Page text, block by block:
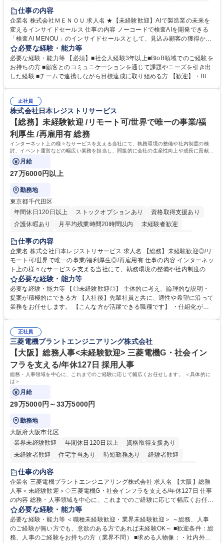
時短勤務あり
駅近5分以内
土日祝休み 服装自由
仕事の内容
企業名 株式会社ＭＥＮＯＵ 求人名 ★【未経験歓迎】AIで製造業の未来を
変えるインサイドセールス 仕事の内容 ノーコードで検査AIを開発できる
「検査AI MENOU」のインサイドセールスとして、見込み顧客の獲得から
商談機会の創出までを担っていただきます。マーケティングとフィールド
セールスをつなぐ役割として、 適切なタイミングで顧客とコミュニケーシ
ョンを取りながら、受注につながる商談機会の最大化を目指します。 【具
体的な仕事内容】 リードへの電話・メールによるアプローチ/リードナー
実行/フィールドセールスへの案件連携 募集職種 ★【未経験歓迎】AIで製
造業の未来を変えるインサイドセールス
必要な経験・能力等
必要な経験・能力等 【必須】■社会人経験3年以上■BtoB領域でのご経験を
お持ちの方 ■顧客とのコミュニケーションを通じて課題やニーズを引き出
した経験 ■チームで連携しながら目標達成に取り組める方 【歓迎】・BtoB
企画・実行経験 ・CRM・リードナーチャリングに関する知見 ・データを
もとに営業プロセスを改善した経験 学歴・資格 学歴：大学院 大学 高専 短
大 専修学校 高校 語学力： 資格：
正社員
株式会社日本レジストリサービス
【総務】未経験歓迎 /リモート可/世界で唯一の事業/福
利厚生 /再雇用有 総務
インターネット上の様々なサービスを支える当社にて、執務環境の整備や社内制度の検
討、イベント運営などの幅広い業務を担当し、間接的に会社の生産性向上や成長に貢献し
ている部署です。
月給
27万6000円以上
勤務地
東京都千代田区
年間休日120日以上
ストックオプションあり
資格取得支援あり
介護休暇あり
月平均残業時間20時間以内
未経験者歓迎
住宅手当あり
完全週休2日制
交通費支給 駅近5分以内 土日祝休み 服装自由
仕事の内容
企業名 株式会社日本レジストリサービス 求人名 【総務】未経験歓迎◎/リ
モート可/世界で唯一の事業/福利厚生◎/再雇用有 仕事の内容 インターネッ
ト上の様々なサービスを支える当社にて、執務環境の整備や社内制度の検
討、イベント運営などの幅広い業務を担当し、間接的に会社の生産性向上
や成長に貢献している部署です。 会社の全メンバーが安心して長く成果を
発揮できる環境を整えるために、毎日のメンテナンスや維持管理に加え、
新たな施策検討を積極的に行っていただき、会社全体を巻き込み課題解決
幅広い業務の体得が可能で、多様なキャリアパスを描くことも可能です。
募集職種 【総務】未経験歓迎◎/リモート可/世界で唯一の事業/福利厚生◎/
再雇用有
必要な経験・能力等
必要な経験・能力等 【◎未経験歓迎◎】 主体的に考え、論理的な説明・
提案が積極的にできる方 【入社後】先輩社員と共に、適性や希望に沿って
業務をお任せします。 【こんな方が活躍できる職種です】 ・仕組化が好
対処できる・新しいことに興味関心がある 【魅力】■自己啓発支援：資格
取得や通信教育など費用の80%（年間25万円まで）を補助 ■住宅手当：家
賃の50%（月額7万円まで）を補助 学歴・資格 学歴：大学院 大学 語学
力： 資格：
正社員
三菱電機プラントエンジニアリング株式会社
【大阪】総務人事<未経験歓迎> 三菱電機G・社会イン
フラを支える/年休127日 採用人事
総務・人事領域を中心に、これまでのご経験に応じて幅広くお任せします。 ＜具体的に
は＞
月給
29万5000円～33万5000円
勤務地
大阪府大阪市北区
業界未経験歓迎
年間休日120日以上
資格取得支援あり
未経験者歓迎
住宅手当あり 時短勤務あり
経験者歓迎
退職金あり
駅近5分以内
土日祝休み 服装自由 寮・社宅あり 食事補助あり
仕事の内容
企業名 三菱電機プラントエンジニアリング株式会社 求人名 【大阪】総務
人事＜未経験歓迎＞◇三菱電機G・社会インフラを支える/年休127日 仕事
の内容 総務・人事領域を中心に、これまでのご経験に応じて幅広くお任せ
します。 ＜具体的には＞ ・総務/人事労務（給与・社保・勤怠管理など）
・採用・教育研修 ・福利厚生運用 など ※基本的には事務所勤務ですが、
採用や教育等の業務内容により、関西圏以外への日帰り・宿泊を伴う国内
出張もございます。 ※担当業務を持ちつつ、お互いに助け合いながら、総
必要な経験・能力等
必要な経験・能力等 ＜職種未経験歓迎・業界未経験歓迎＞ ～総務、人事
のご経験が無い方でも、意欲のある方であれば未経験OK～ ■歓迎条件：総
務、人事のご経験をお持ちの方（業界不問） ■求める人物像：・社内外の